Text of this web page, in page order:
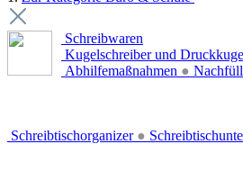
Schreibwaren
Kugelschreiber und
Abhilfemaßnahmen ●
Schreibtischorganizer ●